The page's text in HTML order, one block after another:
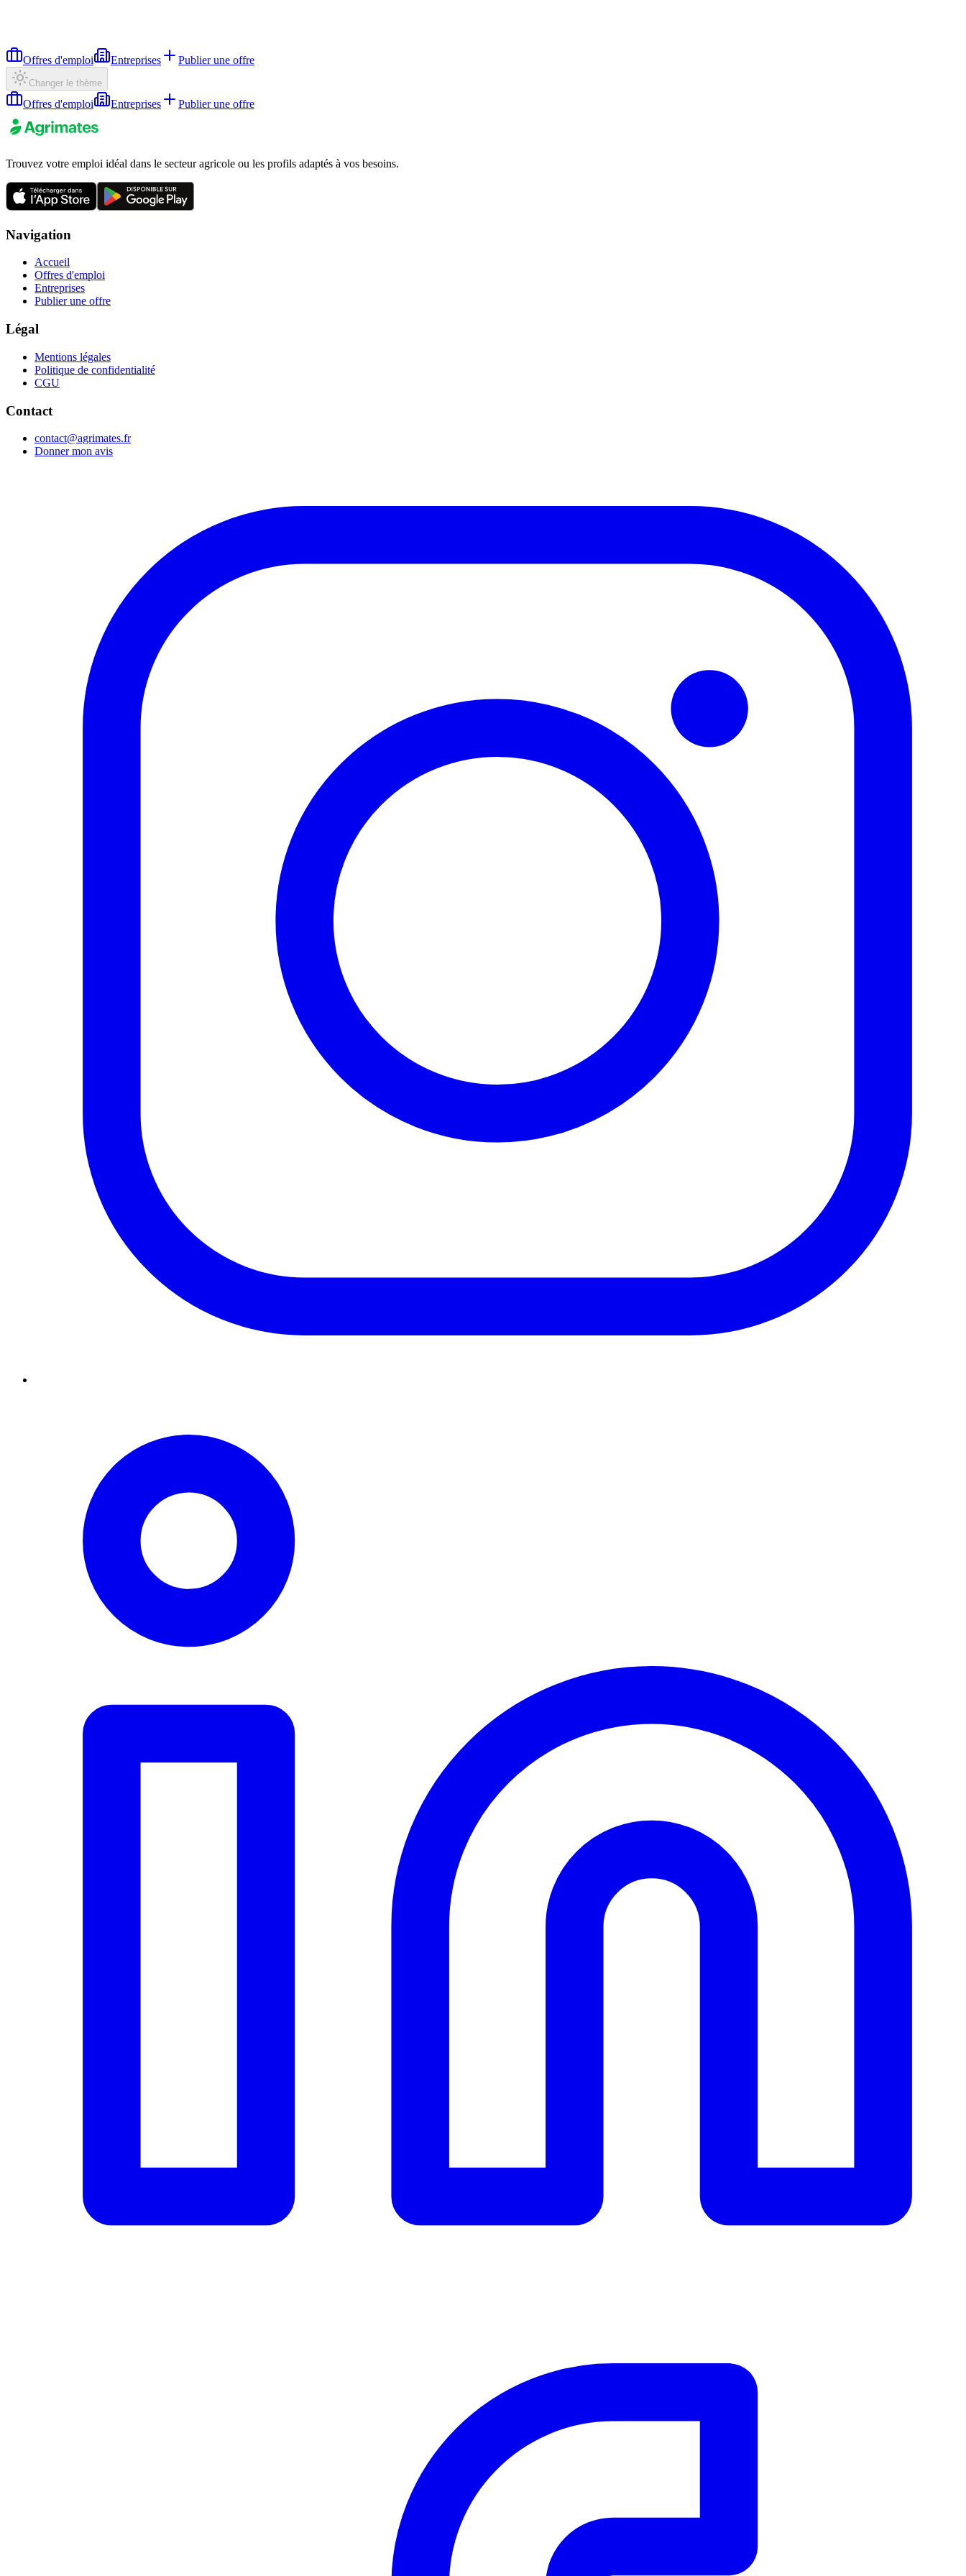
Offres d'emploi Entreprises Publier une offre
Changer le thème
Offres d'emploi Entreprises Publier une offre
Trouvez votre emploi idéal dans le secteur agricole ou les profils adaptés à vos besoins.
Navigation
Accueil
Offres d'emploi
Entreprises
Publier une offre
Légal
Mentions légales
Politique de confidentialité
CGU
Contact
contact@agrimates.fr
Donner mon avis